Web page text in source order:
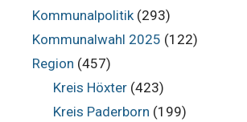
Kommunalpolitik(293)
Kommunalwahl 2025 (122)
Region (457)
Kreis Höxter(423)
Kreis Paderborn (199)